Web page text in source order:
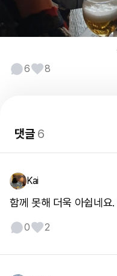
6 8
댓글6
Kai
함께 못해 더욱 아쉽네요
0 2